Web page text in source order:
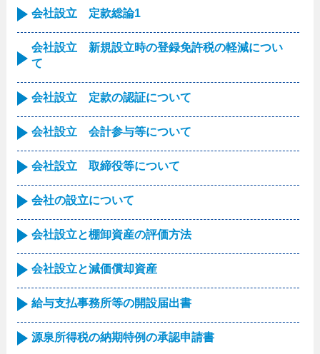
会社設立 定款総論1
会社設立 新規設立時の登録免許税の軽減につい
て
会社設立 定款の認証について
会社設立 会計参与等について
会社設立 取締役等について
会社の設立について
会社設立と棚卸資産の評価方法
会社設立と減価償却資産
給与支払事務所等の開設届出書
源泉所得税の納期特例の承認申請書